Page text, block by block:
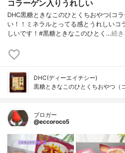
コラーゲン入りうれしい
DHC黒糖ときなこのひとくちおやつ(コ
い！！ミネラルとってる感とうれしい
しいです！#黒糖ときなこのひとく…続
DHC(ディーエイチシー)
黒糖ときなこのひとくちおやつ（
ブロガー
@eccoroco5